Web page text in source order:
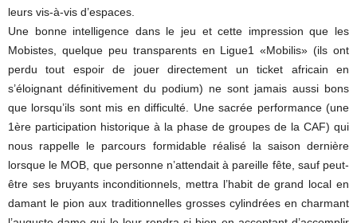
leurs vis-à-vis d’espaces.
Une bonne intelligence dans le jeu et cette impression que les
Mobistes, quelque peu transparents en Ligue1 «Mobilis» (ils ont
perdu tout espoir de jouer directement un ticket africain en
s’éloignant définitivement du podium) ne sont jamais aussi bons
que lorsqu’ils sont mis en difficulté. Une sacrée performance (une
1ère participation historique à la phase de groupes de la CAF) qui
nous rappelle le parcours formidable réalisé la saison dernière
lorsque le MOB, que personne n’attendait à pareille fête, sauf peut-
être ses bruyants inconditionnels, mettra l’habit de grand local en
damant le pion aux traditionnelles grosses cylindrées en charmant